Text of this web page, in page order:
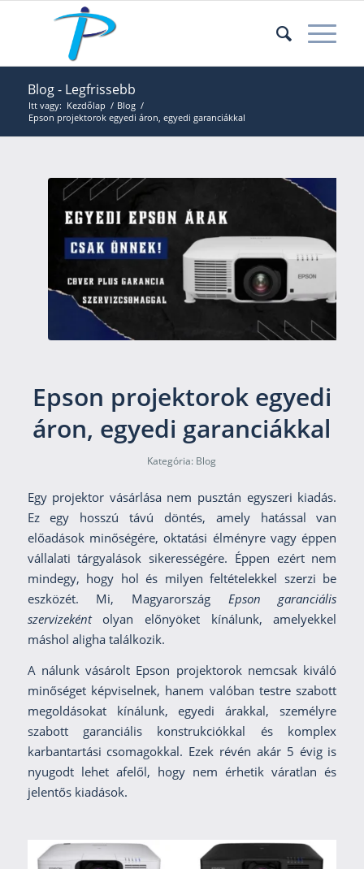
Blog - Legfrissebb
Itt vagy: Kezdőlap / Blog /
Epson projektorok egyedi áron, egyedi garanciákkal
Epson projektorok egyedi
áron, egyedi garanciákkal
Kategória: Blog
Egy projektor vásárlása nem pusztán egyszeri kiadás.
Ez egy hosszú távú döntés, amely hatással van
előadások minőségére, oktatási élményre vagy éppen
vállalati tárgyalások sikerességére. Éppen ezért nem
mindegy, hogy hol és milyen feltételekkel szerzi be
eszközét. Mi, Magyarország Epson garanciális
szervizekéntolyan előnyöket kínálunk, amelyekkel
máshol aligha találkozik.
A nálunk vásárolt Epson projektorok nemcsak kiváló
minőséget képviselnek, hanem valóban testre szabott
megoldásokat kínálunk, egyedi árakkal, személyre
szabott garanciális konstrukciókkal és komplex
karbantartási csomagokkal. Ezek révén akár 5 évig is
nyugodt lehet afelől, hogy nem érhetik váratlan és
jelentős kiadások.